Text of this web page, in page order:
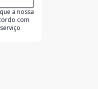
a nossa
com